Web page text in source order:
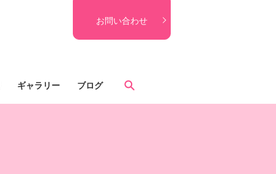
お問い合わせ
ギャラリー ブログ